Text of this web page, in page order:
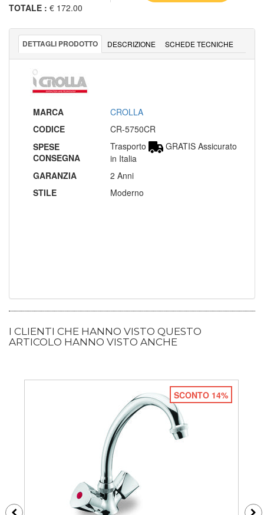
TOTALE : € 172.00
DETTAGLI PRODOTTO DESCRIZIONE SCHEDE TECNICHE
MARCA
CROLLA
CODICE
CR-5750CR
SPESE
CONSEGNA
Trasporto
GRATIS Assicurato
in Italia
GARANZIA
2 Anni
STILE
Moderno
I CLIENTI CHE HANNO VISTO QUESTO
ARTICOLO HANNO VISTO ANCHE
SCONTO 14%